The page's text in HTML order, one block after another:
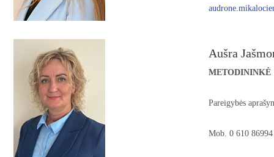
Aušra
METODININKĖ
Pareigybės
Mob. 0 610 86994